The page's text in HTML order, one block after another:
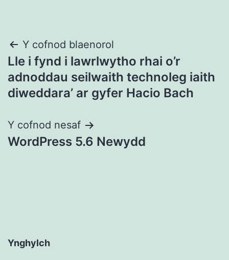
Llywio
cofnod
Y cofnod blaenorol
Lle i fynd i lawrlwytho rhai o’r
adnoddau seilwaith technoleg iaith
diweddara’ ar gyfer Hacio Bach
Y cofnod nesaf
WordPress 5.6 Newydd
Ynghylch